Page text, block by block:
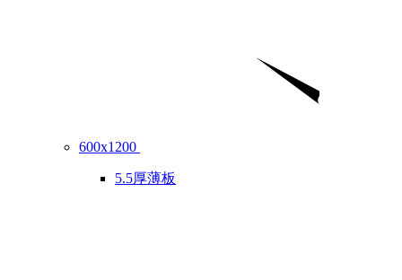
600x1200
5.5厚薄板